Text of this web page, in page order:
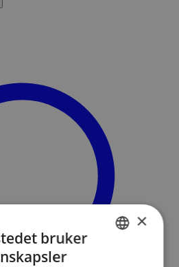
×
bruker